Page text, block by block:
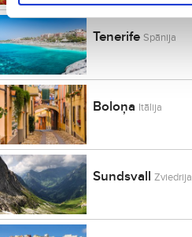
TenerifeSpānija
Boloņa Itālija
SundsvallZviedrija